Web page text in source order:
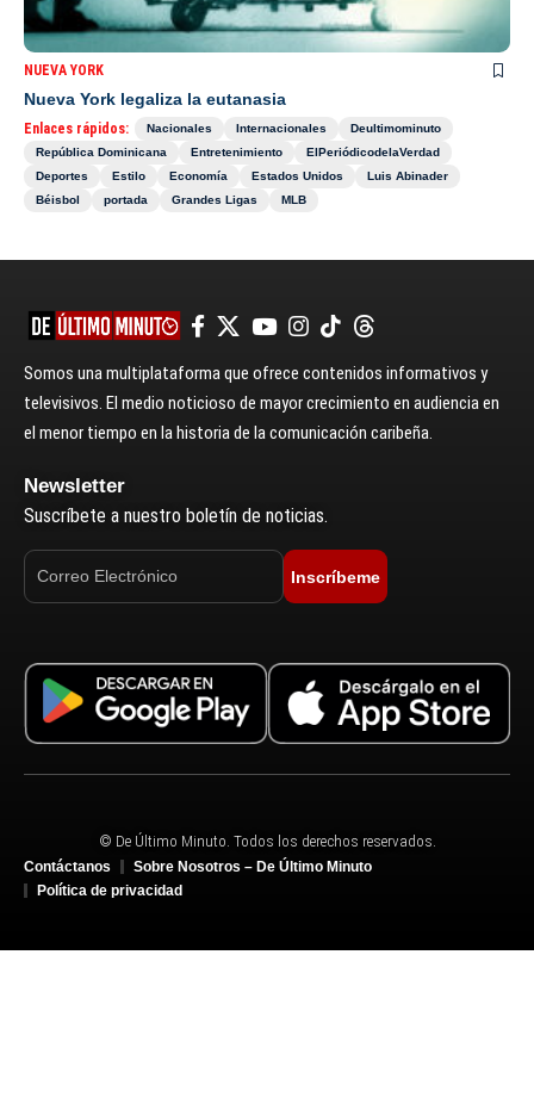
NUEVA YORK
Nueva York legaliza la eutanasia
Enlaces rápidos: Nacionales Internacionales
Deultimominuto
República Dominicana
Entretenimiento
ElPeriódicodelaVerdad
Deportes
Estilo Economía Estados Unidos
Luis Abinader
Béisbol
portada Grandes Ligas MLB
Somos una multiplataforma que ofrece contenidos informativos y
televisivos. El medio noticioso de mayor crecimiento en audiencia en
el menor tiempo en la historia de la comunicación caribeña.
Newsletter
Suscríbete a nuestro boletín de noticias.
Inscríbeme
© De Último Minuto. Todos los derechos reservados.
Contáctanos
Sobre Nosotros – De Último Minuto
Política de privacidad